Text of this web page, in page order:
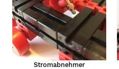
Stromabnehmer